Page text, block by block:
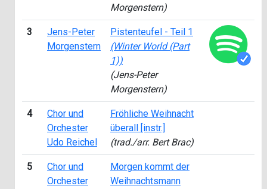
Morgenstern)
3
Jens-Peter
Morgenstern
Pistenteufel - Teil 1
(Winter World (Part
1))
(Jens-Peter
Morgenstern)
4
Chor und
Orchester
Udo Reichel
Fröhliche Weihnacht
überall [instr.]
(trad./arr. Bert Brac)
5
Chor und
Orchester
Morgen kommt der
Weihnachtsmann